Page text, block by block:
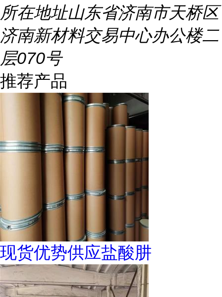
所在地址山东省济南市天桥区
济南新材料交易中心办公楼二
层070号
推荐产品
现货优势供应盐酸肼